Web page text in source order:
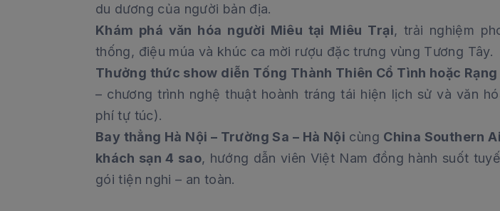
du dương của người bản địa.
Khám phá văn hóa người Miêu tại Miêu Trại, trải nghiệm
thống, điệu múa và khúc ca mời rượu đặc trưng vùng Tương Tây.
Thưởng thức show diễn Tống Thành Thiên Cổ Tình hoặc
– chương trình nghệ thuật hoành tráng tái hiện lịch sử và văn
phí tự túc).
Bay thẳng Hà Nội – Trường Sa – Hà Nội cùng China Southern
khách sạn 4 sao, hướng dẫn viên Việt Nam đồng hành suốt
gói tiện nghi – an toàn.